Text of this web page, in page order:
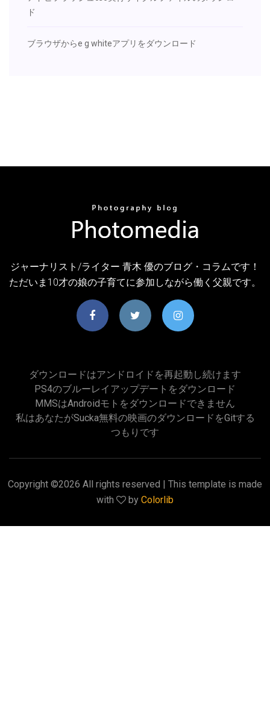
ド
ブラウザからe g whiteアプリをダウンロード
ジャーナリスト/ライター 青木 優のブログ・コラムです！
ただいま10才の娘の子育てに参加しながら働く父親です。
ダウンロードはアンドロイドを再起動し続けます
PS4のブルーレイアップデートをダウンロード
MMSはAndroidモトをダウンロードできません
私はあなたがsucka無料の映画のダウンロードをgitする
つもりです
Copyright ©2026 All rights reserved | This template is made
with
by Colorlib